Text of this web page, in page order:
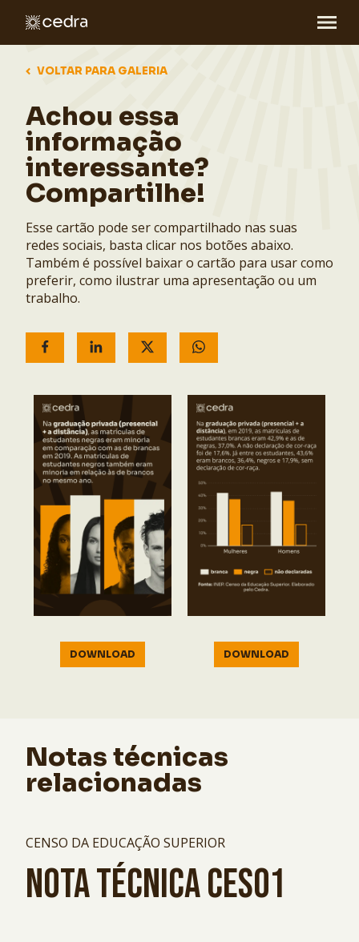
DOWNLOAD DOWNLOAD
VOLTAR PARA GALERIA
Achou essa
informação
interessante?
Compartilhe!
Esse cartão pode ser compartilhado nas suas
redes sociais, basta clicar nos botões abaixo.
Também é possível baixar o cartão para usar como
preferir, como ilustrar uma apresentação ou um
trabalho.
Notas técnicas
relacionadas
CENSO DA EDUCAÇÃO SUPERIOR
NOTA TÉCNICA CES01